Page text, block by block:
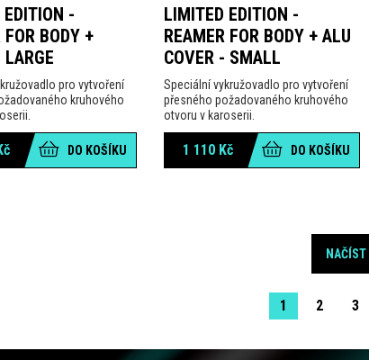
-
FOR BODY +
pro vytvoření
kruhového
DO KOŠÍKU
LIMITED EDITION -
REAMER FOR BODY + ALU
COVER - SMALL
Speciální vykružovadlo pro vytvoření
přesného požadovaného kruhového
otvoru v karoserii.
1 110 Kč DO KOŠÍKU
NAČÍST
1 2 3